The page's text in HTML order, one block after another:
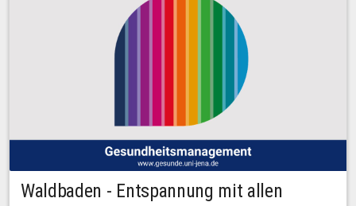
Waldbaden - Entspannung mit allen